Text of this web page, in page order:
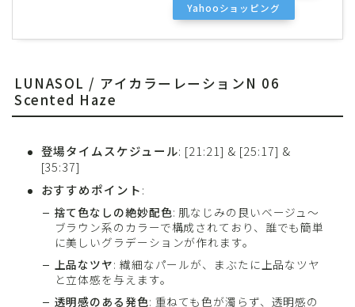
Yahooショッピング
LUNASOL / アイカラーレーションN 06
Scented Haze
登場タイムスケジュール: [21:21] & [25:17] &
[35:37]
おすすめポイント:
捨て色なしの絶妙配色: 肌なじみの良いベージュ〜
ブラウン系のカラーで構成されており、誰でも簡単
に美しいグラデーションが作れます。
上品なツヤ: 繊細なパールが、まぶたに上品なツヤ
と立体感を与えます。
透明感のある発色: 重ねても色が濁らず、透明感の